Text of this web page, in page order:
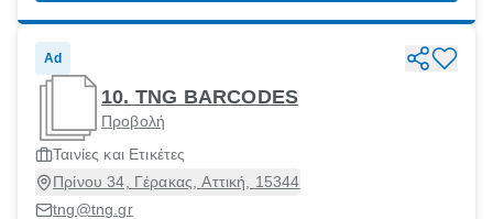
Ad
10. TNG BARCODES
Προβολή
Ταινίες και Ετικέτες
Πρίνου 34, Γέρακας, Αττική, 15344
tng@tng.gr